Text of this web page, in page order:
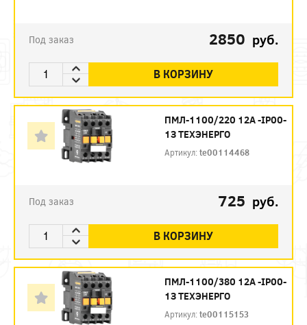
Под заказ 2850 руб.
В КОРЗИНУ
ПМЛ-1100/220 12А -IP00-
1З ТЕХЭНЕРГО
Артикул:te00114468
Под заказ 725 руб.
В КОРЗИНУ
ПМЛ-1100/380 12А -IP00-
1З ТЕХЭНЕРГО
Артикул:te00115153